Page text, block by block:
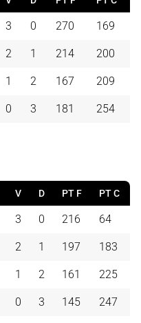
3 0 270 169
2 1 214 200
1 2 167 209
0 3 181 254
V D PT F PT C
3 0 216 64
2 1 197 183
1 2 161 225
0 3 145 247